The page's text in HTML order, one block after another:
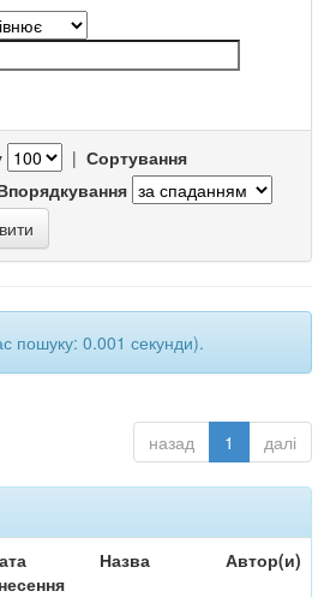
| Сортування
пошуку: 0.001 секунди).
назад 1 далі
Назва Автор(и)